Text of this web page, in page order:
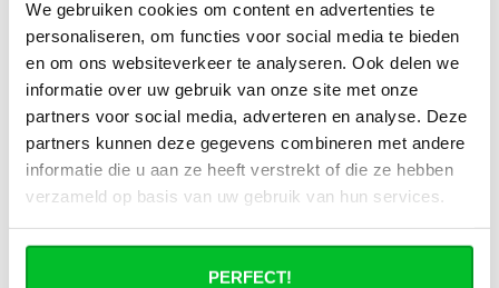
We gebruiken cookies om content en advertenties te
personaliseren, om functies voor social media te bieden
en om ons websiteverkeer te analyseren. Ook delen we
informatie over uw gebruik van onze site met onze
partners voor social media, adverteren en analyse. Deze
partners kunnen deze gegevens combineren met andere
informatie die u aan ze heeft verstrekt of die ze hebben
verzameld op basis van uw gebruik van hun services.
PERFECT!
Heb je een vraag over dit product ?
Simon helpt je graag en kan al je vragen beantwoorden.
Stuur een bericht
Ruim assortiment
Levering uit eigen
14 dagen bedenktijd
Niet goed = Geld terug